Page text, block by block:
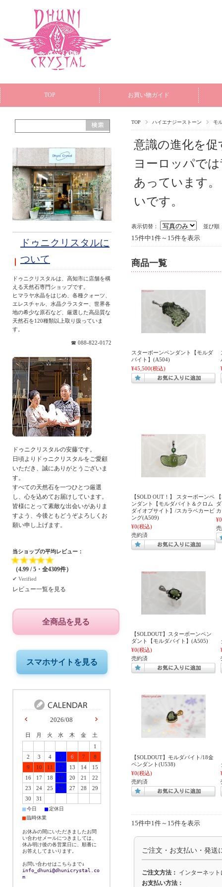
TOP お買い物ガイド
TOP ハイエナジーストーン モ
意識の進化を
ヨーロッパで
あっています
いです。
表示切替： 並び順
15件中1件～15件を表示
商品一覧
スターボーンペンダント【モルダ
バイト】(A504)
¥45,500(税込)
【SOLD OUT！】 スターボーンペ
ンダント【モルダバイト＆クロム
ダイオプサイト】/スカラベカービ
ング(A509)
¥0(税込)
売約済
¥0
【SOLDOUT】スターボーンペン
ダント【モルダバイト】(A505)
¥0(税込)
売約済
【SOLDOUT】モルダバイト/18金
ペンダント(U538)
¥0(税込)
売約済
15件中1件～15件を表示
ご注文・お支払い・発送
ご注文方法： インターネッ
お支払い方法：
ドゥニクリスタルに
ついて
ドゥニクリスタルは、高知市に店舗を構
える天然石専門ショップです。
ヒマラヤ水晶をはじめ、各種クォーツ、
エレスチャル、水晶クラスター、世界各
地の希少な原石など、厳選した高品質な
天然石を120種類以上取り扱っていま
す。
☎ 088-822-0172
ドゥニクリスタルの安藤です。
日頃よりドゥニクリスタルをご愛顧
いただき、誠にありがとうございま
す。
すべての天然石を一つひとつ厳選
し、心を込めてお届けしています。
皆様にとって素敵な出会いがありま
すよう、今後ともどうぞよろしくお
願い申し上げます。
当ショップの平均レビュー：
★★★★★
（4.99 / 5・全4309件）
✔︎ Verified
レビュー一覧を見る
全商品を見る
スマホサイトを見る
2026/08
日 月 火 水 木 金
土
1
2
3 4 5 6 7
8
9
10 11 12 13 14
15
16
17 18 19 20 21
22
23
24 25 26 27 28
29
30
31
■今日 ■定休日
■臨時休業
お休みの間にいただきましたお問
い合わせメールにつきましては、
休み明け後の各営業日に、順番に
お答えしてまいります。
お問い合わせはこちらまで↓
info_dhuni@dhunicrystal.co
m